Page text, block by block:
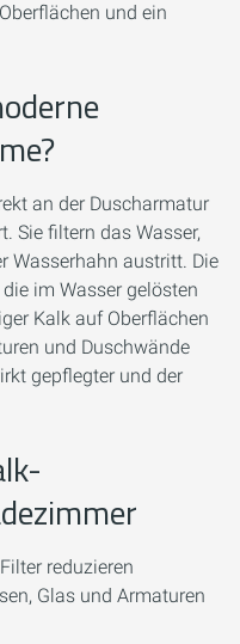
und ein
an der Duscharmatur
Sie filtern das Wasser,
Wasserhahn austritt. Die
im Wasser gelösten
Kalk auf Oberflächen
und Duschwände
gepflegter und der
reduzieren
Glas und Armaturen